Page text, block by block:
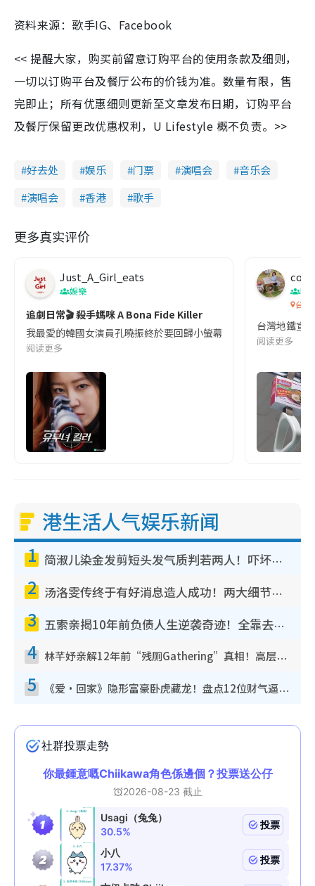
资料来源：歌手IG、Facebook
<< 提醒大家，购买前留意订购平台的使用条款及细则，
一切以订购平台及餐厅公布的价钱为准。数量有限，售
完即止；所有优惠细则更新至文章发布日期，订购平台
及餐厅保留更改优惠权利，U Lifestyle 概不负责。>>
好去处 娱乐 门票 演唱会
音乐会
演唱会
香港 歌手
更多真实评价
Just_A_Girl_eats
娛樂
追劇日常🎬 殺手媽咪 A Bona Fide Killer
我最愛的韓國女演員孔曉振終於要回歸小螢幕啦!這次的劇本改編
阅读更多
co
吹
台灣
台灣地鐵宣
阅读更多
港生活人气娱乐新闻
1 简淑儿染金发剪短头发气质判若两人！吓坏老公麦大力都认不出：“你做什么？”
2 汤洛雯传终于有好消息造人成功！两大细节曝孕味极浓引猜测：大肚婆先会咁！
3 五索亲揭10年前负债人生逆袭奇迹！全靠去一地方转运后即遇上马先生
4 林芊妤亲解12年前“残厕Gathering”真相！高层解约一句话重创尊严，至今拒返TVB
5 《爱·回家》隐形富豪卧虎藏龙！盘点12位财气逼人的有钱艺人：这位美女3亿身家不愁做